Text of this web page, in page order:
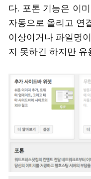
다. 포톤 기능은 이
자동으로 올리고 연
이상이거나 파일명
지 못하긴 하지만 유